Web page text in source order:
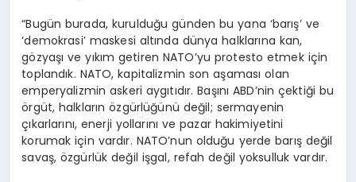
“Bugün burada, kurulduğu günden bu yana ‘barış’ ve
‘demokrasi’ maskesi altında dünya halklarına kan,
gözyaşı ve yıkım getiren NATO’yu protesto etmek için
toplandık. NATO, kapitalizmin son aşaması olan
emperyalizmin askeri aygıtıdır. Başını ABD’nin çektiği bu
örgüt, halkların özgürlüğünü değil; sermayenin
çıkarlarını, enerji yollarını ve pazar hakimiyetini
korumak için vardır. NATO’nun olduğu yerde barış değil
savaş, özgürlük değil işgal, refah değil yoksulluk vardır.